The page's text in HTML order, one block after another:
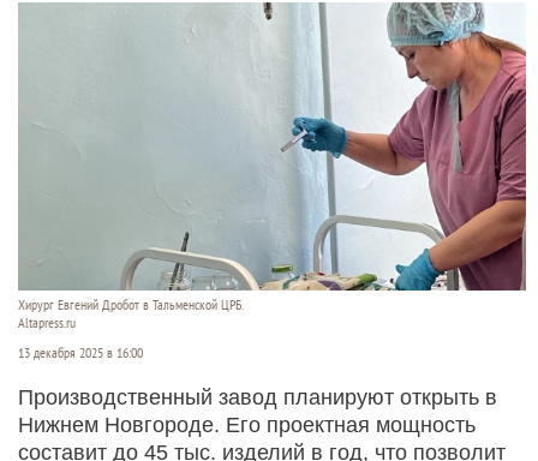
Хирург Евгений Дробот в Тальменской ЦРБ.
Altapress.ru
13 декабря 2025 в 16:00
Производственный завод планируют открыть в
Нижнем Новгороде. Его проектная мощность
составит до 45 тыс. изделий в год, что позволит